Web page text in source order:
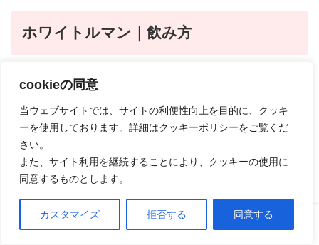
cookieの同意
当ウェブサイトでは、サイトの利便性向上を目的に、クッキ
ーを使用しております。詳細はクッキーポリシーをご覧くだ
さい。
また、サイト利用を継続することにより、クッキーの使用に
同意するものとします。
カスタマイズ 拒否する 同意する
ホワイトルマン｜飲み方
ホワイトルマン
ています。
サプリメントではなく第3類医薬品なので、用法用量
に基づいて服用しましょう。